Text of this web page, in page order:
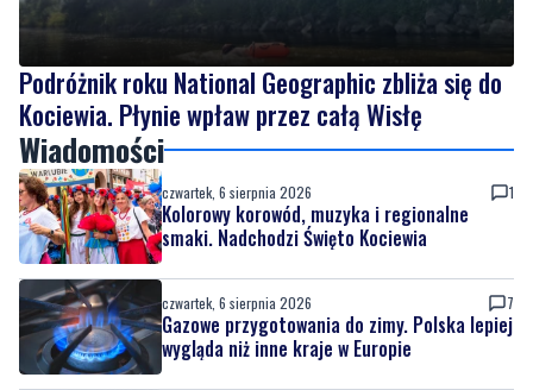
Podróżnik roku National Geographic zbliża się do
Kociewia. Płynie wpław przez całą Wisłę
Wiadomości
czwartek, 6 sierpnia 2026 1
Kolorowy korowód, muzyka i regionalne
smaki. Nadchodzi Święto Kociewia
czwartek, 6 sierpnia 2026 7
Gazowe przygotowania do zimy. Polska lepiej
wygląda niż inne kraje w Europie